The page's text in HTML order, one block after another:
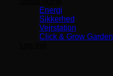
Energi
Sikkerhed
Vejrstation
Click & Grow Garden